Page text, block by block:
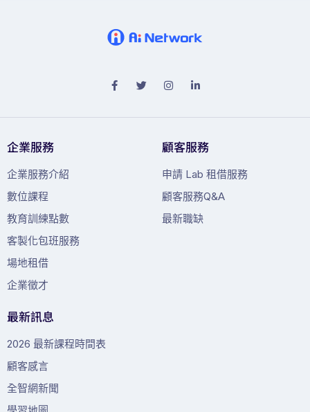
企業服務
企業服務介紹
數位課程
教育訓練點數
客製化包班服務
場地租借
企業徵才
顧客服務
申請 Lab 租借服務
顧客服務Q&A
最新職缺
最新訊息
2026 最新課程時間表
顧客感言
全智網新聞